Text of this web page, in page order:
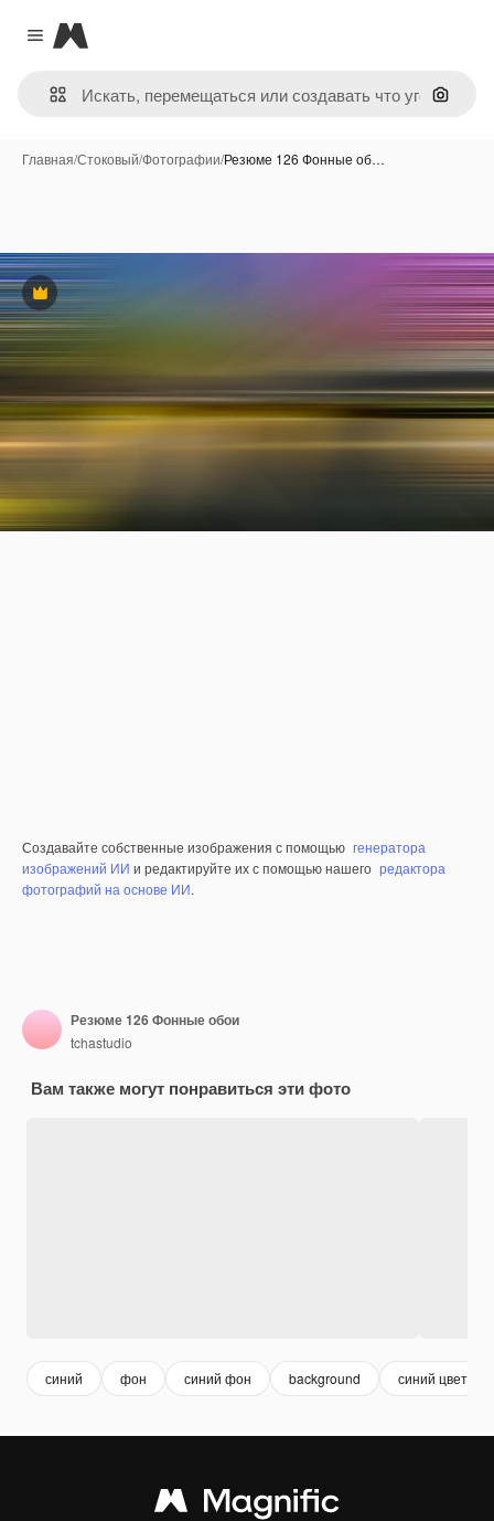
Close menu
Magnific
Поиск
Главная/Стоковый/Фотографии/Резюме 126 Фонные об…
Премиум
Создавайте собственные изображения с помощью генератора
изображений ИИ и редактируйте их с помощью нашего редактора
фотографий на основе ИИ.
Резюме 126 Фонные обои
tchastudio
Вам также могут понравиться эти фото
синий фон синий фон background синий цвет